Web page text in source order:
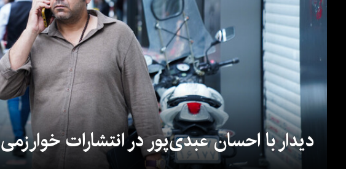
دیدار با احسان عبدی‌پور در انتشارات خوارزمی